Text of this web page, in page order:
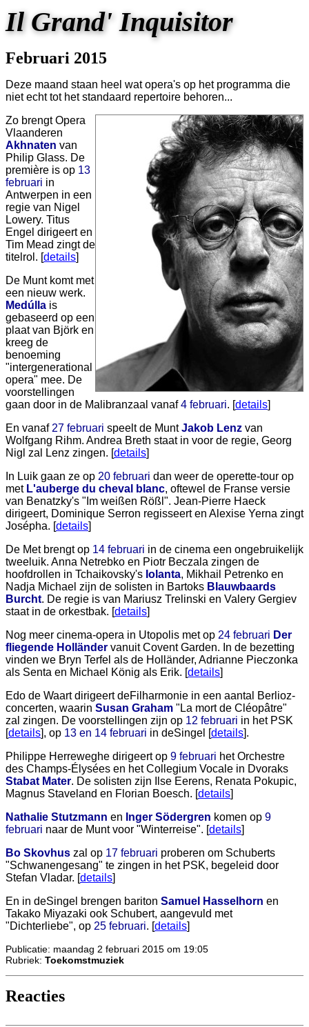
Il Grand' Inquisitor
Februari 2015
Deze maand staan heel wat opera's op het programma die
niet echt tot het standaard repertoire behoren...
Zo brengt Opera
Vlaanderen
Akhnaten van
Philip Glass. De
première is op 13
februari in
Antwerpen in een
regie van Nigel
Lowery. Titus
Engel dirigeert en
Tim Mead zingt de
titelrol. [details]
De Munt komt met
een nieuw werk.
Medúlla is
gebaseerd op een
plaat van Björk en
kreeg de
benoeming
"intergenerational
opera" mee. De
voorstellingen
gaan door in de Malibranzaal vanaf4 februari. [details]
En vanaf 27 februari speelt de MuntJakob Lenz van
Wolfgang Rihm. Andrea Breth staat in voor de regie, Georg
Nigl zal Lenz zingen. [details]
In Luik gaan ze op 20 februari dan weer de operette-tour op
met L'auberge du cheval blanc, oftewel de Franse versie
van Benatzky's "Im weißen Rößl". Jean-Pierre Haeck
dirigeert, Dominique Serron regisseert en Alexise Yerna zingt
Josépha. [details]
De Met brengt op 14 februari in de cinema een ongebruikelijk
tweeluik. Anna Netrebko en Piotr Beczala zingen de
hoofdrollen in Tchaikovsky's Iolanta, Mikhail Petrenko en
Nadja Michael zijn de solisten in Bartoks Blauwbaards
Burcht. De regie is van Mariusz Trelinski en Valery Gergiev
staat in de orkestbak. [details]
Nog meer cinema-opera in Utopolis met op 24 februari Der
fliegende Holländer vanuit Covent Garden. In de bezetting
vinden we Bryn Terfel als de Holländer, Adrianne Pieczonka
als Senta en Michael König als Erik. [details]
Edo de Waart dirigeert deFilharmonie in een aantal Berlioz-
concerten, waarin Susan Graham "La mort de Cléopâtre"
zal zingen. De voorstellingen zijn op 12 februari in het PSK
[details], op 13 en 14 februari in deSingel [details].
Philippe Herreweghe dirigeert op 9 februari het Orchestre
des Champs-Élysées en het Collegium Vocale in Dvoraks
Stabat Mater. De solisten zijn Ilse Eerens, Renata Pokupic,
Magnus Staveland en Florian Boesch. [details]
Nathalie Stutzmann en Inger Södergren komen op 9
februari naar de Munt voor "Winterreise". [details]
Bo Skovhus zal op 17 februari proberen om Schuberts
"Schwanengesang" te zingen in het PSK, begeleid door
Stefan Vladar. [details]
En in deSingel brengen bariton Samuel Hasselhorn en
Takako Miyazaki ook Schubert, aangevuld met
"Dichterliebe", op 25 februari. [details]
Publicatie: maandag 2 februari 2015 om 19:05
Rubriek: Toekomstmuziek
Reacties